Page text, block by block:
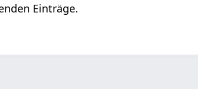
Einträge.